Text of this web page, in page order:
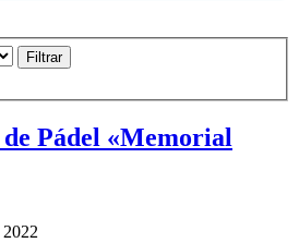
Filtrar
Pádel «Memorial
2022